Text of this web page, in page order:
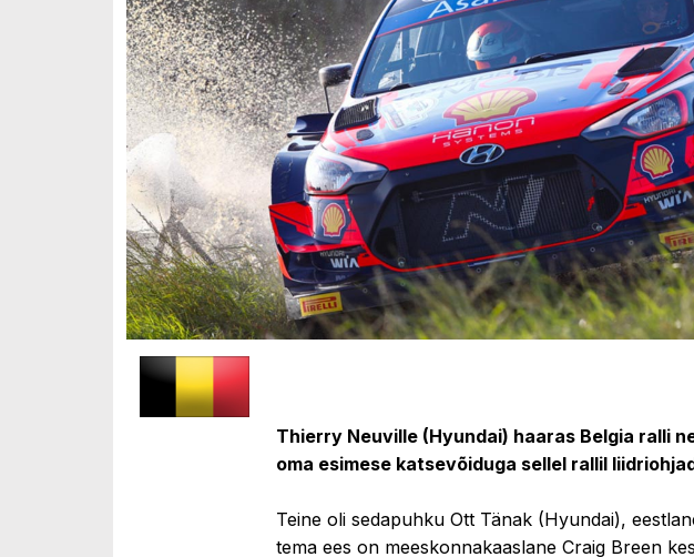
Thierry Neuville (Hyundai) haaras Belgia ralli
oma esimese katsevõiduga sellel rallil
Teine oli sedapuhku Ott Tänak (Hyundai),
tema ees on meeskonnakaaslane Craig Breen